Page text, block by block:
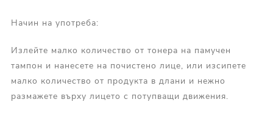
Начин на употреба:
Излейте малко количество от тонера на памучен
тампон и нанесете на почистено лице, или изсипете
малко количество от продукта в длани и нежно
размажете върху лицето с потупващи движения.